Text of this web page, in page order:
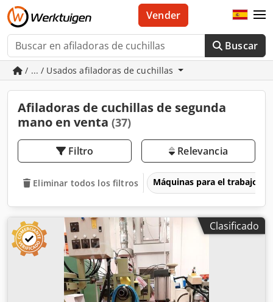
Buscar
Vender
/ ... / Usados afiladoras de cuchillas
Afiladoras de cuchillas de segunda
mano en venta (37)
Filtro Relevancia
Eliminar todos los filtros Máquinas para el trabajo
Clasificado